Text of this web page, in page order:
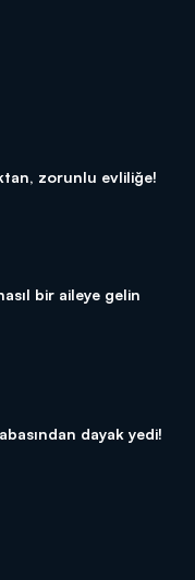
zorunlu evliliğe!
bir aileye gelin
dayak yedi!